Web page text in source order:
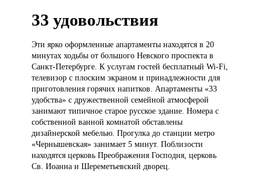
33 удовольствия
Эти яркооформленные апартаменты находятся в 20
минутах ходьбы от большого Невского проспекта в
Санкт-Петербурге. К услугам гостей бесплатный Wi-Fi,
телевизор с плоским экраном и принадлежности для
приготовления горячих напитков. Апартаменты «33
удобства» с дружественной семейной атмосферой
занимают типичное старое русское здание. Номера с
собственной ванной комнатой обставлены
дизайнерской мебелью. Прогулка до станции метро
«Чернышевская» занимает 5 минут. Поблизости
находятся церковь Преображения Господня, церковь
Св. Иоанна и Шереметьевский дворец.